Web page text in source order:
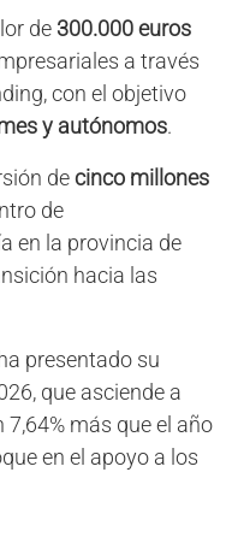
de 300.000 euros
a través
con el objetivo
y autónomos.
decinco millones
de
en la provincia de
hacia las
presentado su
que asciende a
7,64% más que el año
en el apoyo a los